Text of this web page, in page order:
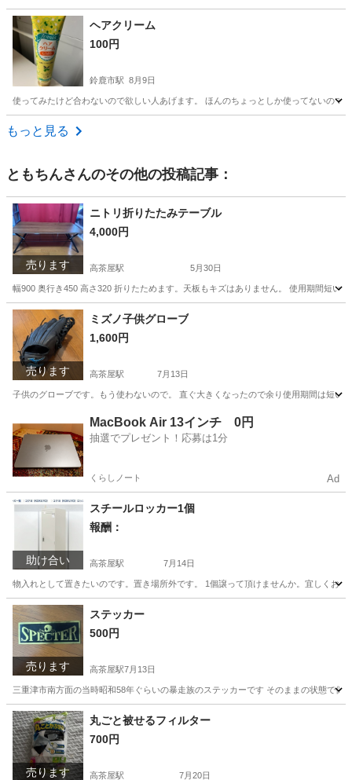
三重 津市 大三駅 その他
ヘアクリーム
100円
鈴鹿市駅 8月9日
使ってみたけど合わないので欲しい人あげます。 ほんのちょっとしか使ってないので
三重 鈴鹿市
もっと見る
ともちんさんのその他の投稿記事：
売ります
ニトリ折りたたみテーブル
4,000円
高茶屋駅 5月30日
幅900 奥行き450 高さ320 折りたためます。天板もキズはありません。 使用期間短いで
三重 津市 高茶屋駅 テーブル
売ります
ミズノ子供グローブ
1,600円
高茶屋駅 7月13日
子供のグローブです。もう使わないので。 直ぐ大きくなったので余り使用期間は短い
高茶屋駅 野球
MacBook Air 13インチ 0円
抽選でプレゼント！応募は1分
くらしノート Ad
助け合い
スチールロッカー1個
報酬：
高茶屋駅 7月14日
物入れとして置きたいのです。置き場所外です。 1個譲って頂けませんか。宜しくお願
三重 津市
売ります
ステッカー
500円
高茶屋駅7月13日
三重津市南方面の当時昭和58年ぐらいの暴走族のステッカーです そのままの状態で
三重 津市 高茶屋駅 その他 ステッカー
売ります
丸ごと被せるフィルター
700円
高茶屋駅 7月20日